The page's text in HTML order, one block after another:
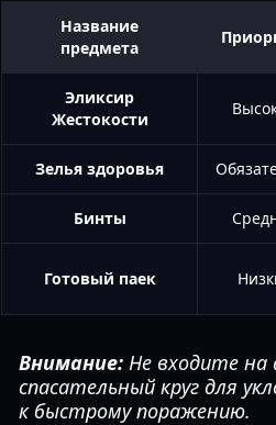
Название
предмета
Эликсир
Жестокости
Зелья здоровья
Бинты
Готовый паек
Внимание: Не входите на
спасательный круг для
к быстрому поражению.